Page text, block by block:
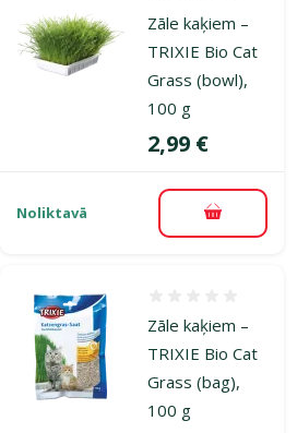
Zāle kaķiem –
TRIXIE Bio Cat
Grass (bowl),
100 g
Cena
2,99 €
Noliktavā Pievienot
Zāle kaķiem –
TRIXIE Bio Cat
Grass (bag),
100 g